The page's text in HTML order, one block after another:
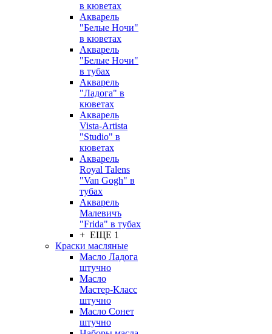
в кюветах
Акварель
"Белые Ночи"
в кюветах
Акварель
"Белые Ночи"
в тубах
Акварель
"Ладога" в
кюветах
Акварель
Vista-Artista
"Studio" в
кюветах
Акварель
Royal Talens
"Van Gogh" в
тубах
Акварель
Малевичъ
"Frida" в тубах
+ ЕЩЕ 1
Краски масляные
Масло Ладога
штучно
Масло
Мастер-Класс
штучно
Масло Сонет
штучно